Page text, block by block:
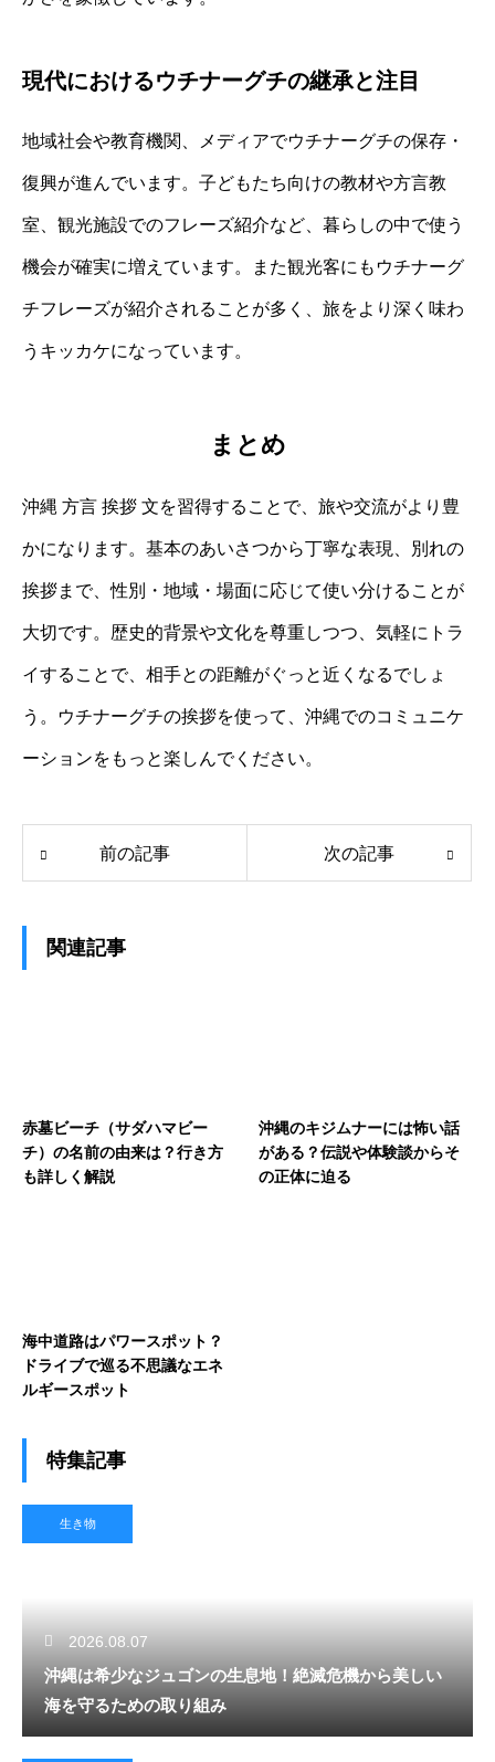
現代におけるウチナーグチの継承と注目
地域社会や教育機関、メディアでウチナーグチの保存・
復興が進んでいます。子どもたち向けの教材や方言教
室、観光施設でのフレーズ紹介など、暮らしの中で使う
機会が確実に増えています。また観光客にもウチナーグ
チフレーズが紹介されることが多く、旅をより深く味わ
うキッカケになっています。
まとめ
沖縄 方言 挨拶 文を習得することで、旅や交流がより豊
かになります。基本のあいさつから丁寧な表現、別れの
挨拶まで、性別・地域・場面に応じて使い分けることが
大切です。歴史的背景や文化を尊重しつつ、気軽にトラ
イすることで、相手との距離がぐっと近くなるでしょ
う。ウチナーグチの挨拶を使って、沖縄でのコミュニケ
ーションをもっと楽しんでください。
前の記事 次の記事
関連記事
赤墓ビーチ（サダハマビー
チ）の名前の由来は？行き方
も詳しく解説
沖縄のキジムナーには怖い話
がある？伝説や体験談からそ
の正体に迫る
海中道路はパワースポット？
ドライブで巡る不思議なエネ
ルギースポット
特集記事
生き物
2026.08.07
沖縄は希少なジュゴンの生息地！絶滅危機から美しい
海を守るための取り組み